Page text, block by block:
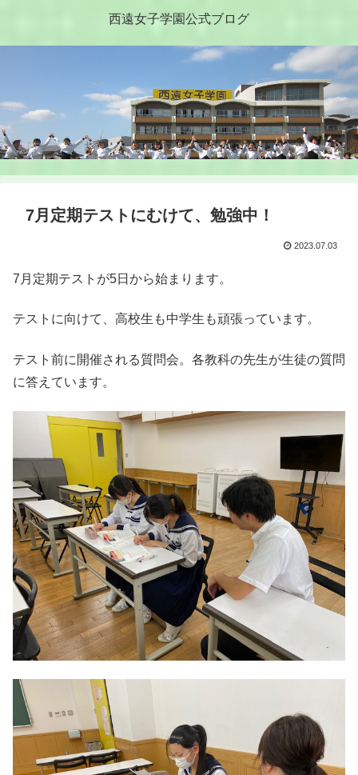
西遠女子学園公式ブログ
7月定期テストにむけて、勉強中！
2023.07.03
7月定期テストが5日から始まります。
テストに向けて、高校生も中学生も頑張っています。
テスト前に開催される質問会。各教科の先生が生徒の質問
に答えています。